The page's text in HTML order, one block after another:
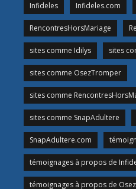
Infideles Infideles.com
RencontresHorsMariage
sites comme Idilys sites
sites comme OsezTromper
sites comme
sites comme SnapAdultere
SnapAdultere.com
témoignages à propos de
témoignages à propos de